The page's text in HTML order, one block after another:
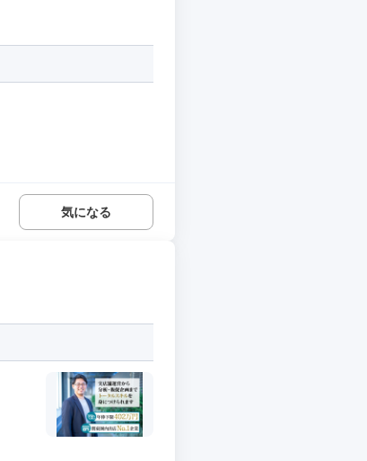
気になる